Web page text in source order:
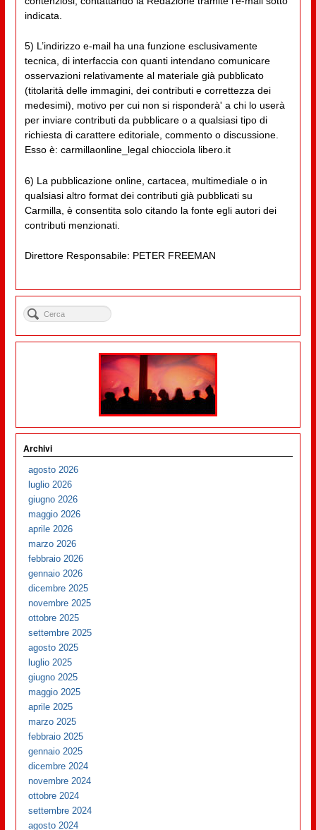
indicata.
5) L’indirizzo e-mail ha una funzione esclusivamente
tecnica, di interfaccia con quanti intendano comunicare
osservazioni relativamente al materiale già pubblicato
(titolarità delle immagini, dei contributi e correttezza dei
medesimi), motivo per cui non si risponderà' a chi lo userà
per inviare contributi da pubblicare o a qualsiasi tipo di
richiesta di carattere editoriale, commento o discussione.
Esso è: carmillaonline_legal chiocciola libero.it
6) La pubblicazione online, cartacea, multimediale o in
qualsiasi altro format dei contributi già pubblicati su
Carmilla, è consentita solo citando la fonte egli autori dei
contributi menzionati.
Direttore Responsabile: PETER FREEMAN
Archivi
agosto 2026
luglio 2026
giugno 2026
maggio 2026
aprile 2026
marzo 2026
febbraio 2026
gennaio 2026
dicembre 2025
novembre 2025
ottobre 2025
settembre 2025
agosto 2025
luglio 2025
giugno 2025
maggio 2025
aprile 2025
marzo 2025
febbraio 2025
gennaio 2025
dicembre 2024
novembre 2024
ottobre 2024
settembre 2024
agosto 2024